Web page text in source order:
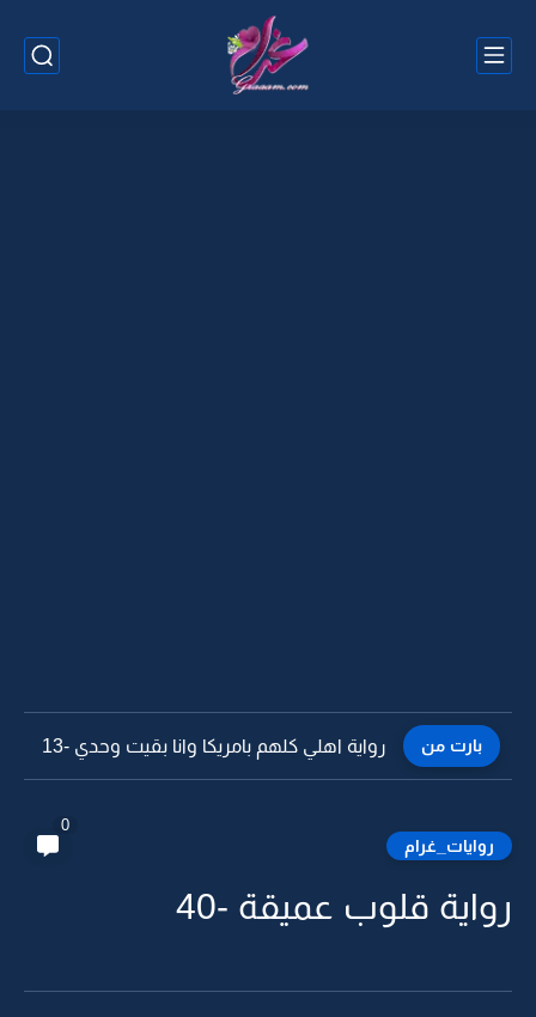
بارت من رواية اهلي كلهم بامريكا وانا بقيت وحدي -12
روايات_غرام
0
رواية قلوب عميقة -40